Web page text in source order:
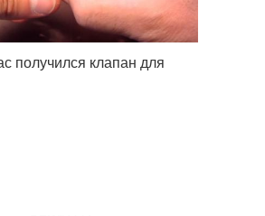
получился клапан для